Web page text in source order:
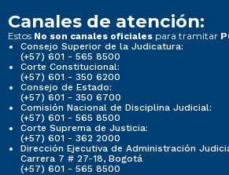
Canales de atención:
Estos No son canales oficiales para tramitar
Consejo Superior de la Judicatura:
(+57) 601 - 565 8500
Corte Constitucional:
(+57) 601 - 350 6200
Consejo de Estado:
(+57) 601 - 350 6700
Comisión Nacional de Disciplina Judicial:
(+57) 601 - 565 8500
Corte Suprema de Justicia:
(+57) 601 - 362 2000
Dirección Ejecutiva de Administración
Carrera 7 # 27-18, Bogotá
(+57) 601 - 565 8500